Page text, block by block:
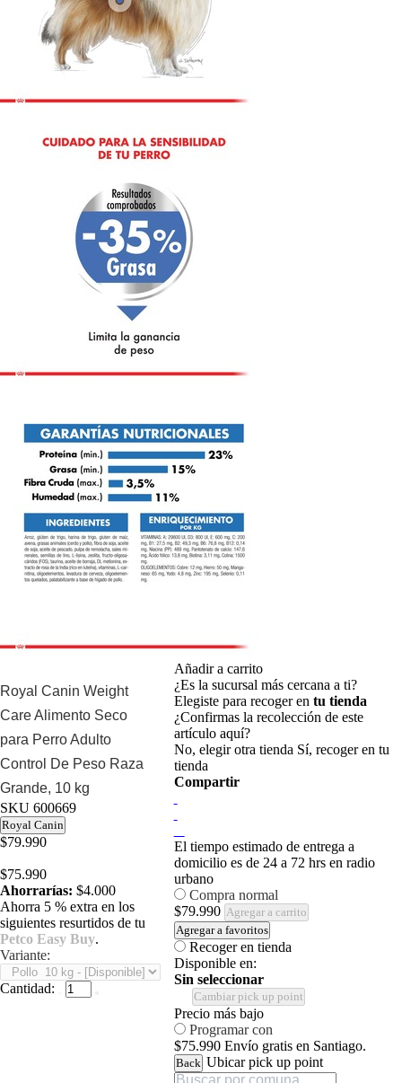
Royal Canin Weight
Care Alimento Seco
para Perro Adulto
Control De Peso Raza
Grande, 10 kg
SKU 600669
Royal Canin
$79.990
$75.990
Ahorrarías: $4.000
Ahorra 5 % extra en los
siguientes resurtidos de tu
Petco Easy Buy.
Variante:
Cantidad:
Añadir a carrito
¿Es la sucursal más cercana a ti?
Elegiste para recoger en tu tienda
¿Confirmas la recolección de este
artículo aquí?
No, elegir otra tienda Sí, recoger en tu
tienda
Compartir
El tiempo estimado de entrega a
domicilio es de 24 a 72 hrs en radio
urbano
Compra normal
$79.990 Agregar a carrito
Agregar a favoritos
Recoger en tienda
Disponible en:
Sin seleccionar
Cambiar pick up point
Precio más bajo
Programar con
$75.990 Envío gratis en Santiago.
Back Ubicar pick up point